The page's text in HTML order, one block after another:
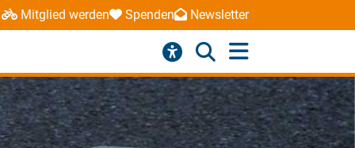
Mitglied werden Spenden Newsletter